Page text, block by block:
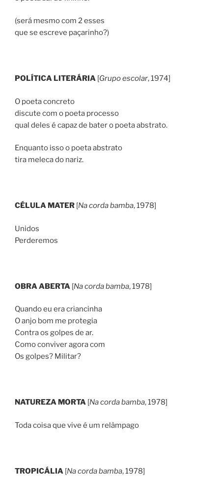
(será mesmo com 2 esses
que se escreve paçarinho?)
POLÍTICA LITERÁRIA [Grupo escolar, 1974]
O poeta concreto
discute com o poeta processo
qual deles é capaz de bater o poeta abstrato.
Enquanto isso o poeta abstrato
tira meleca do nariz.
CÉLULA MATER [Na corda bamba, 1978]
Unidos
Perderemos
OBRA ABERTA [Na corda bamba, 1978]
Quando eu era criancinha
O anjo bom me protegia
Contra os golpes de ar.
Como conviver agora com
Os golpes? Militar?
NATUREZA MORTA [Na corda bamba, 1978]
Toda coisa que vive é um relâmpago
TROPICÁLIA [Na corda bamba, 1978]